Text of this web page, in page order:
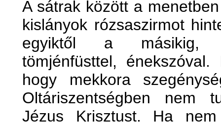
A sátrak között a
kislányok rózsaszirmot
egyiktől a másikig,
tömjénfüsttel,
hogy mekkora
Oltáriszentségben nem
Jézus Krisztust. Ha